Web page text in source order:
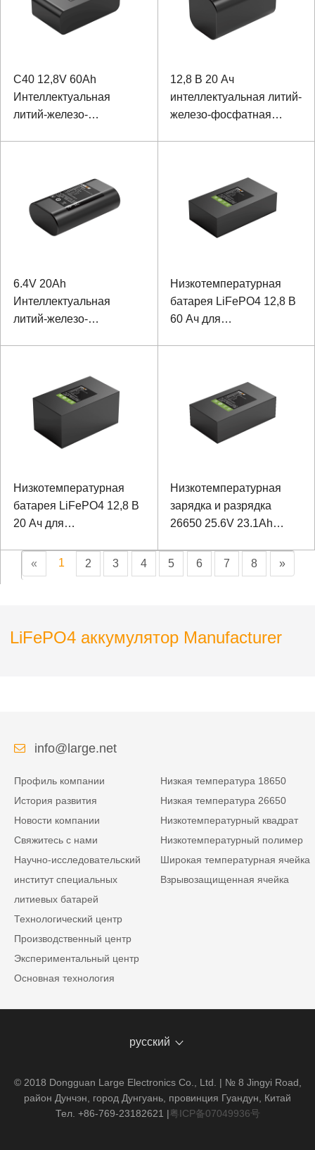
C40 12,8V 60Ah
Интеллектуальная
литий-железо-
12,8 В 20 Ач
интеллектуальная литий-
железо-фосфатная
6.4V 20Ah
Интеллектуальная
литий-железо-
Низкотемпературная
батарея LiFePO4 12,8 В
60 Ач для
Низкотемпературная
батарея LiFePO4 12,8 В
20 Ач для
видеонаблюдения
Низкотемпературная
зарядка и разрядка
26650 25.6V 23.1Ah
LiFePO4 Батарея
« 1 2 3 4 5 6 7 8 »
LiFePO4 аккумулятор Manufacturer
info@large.net
Профиль компании
История развития
Новости компании
Свяжитесь с нами
Научно-исследовательский
институт специальных
литиевых батарей
Технологический центр
Производственный центр
Экспериментальный центр
Основная технология
Низкая температура 18650
Низкая температура 26650
Низкотемпературный квадрат
Низкотемпературный полимер
Широкая температурная ячейка
Взрывозащищенная ячейка
русский
© 2018 Dongguan Large Electronics Co., Ltd. | № 8 Jingyi Road,
район Дунчэн, город Дунгуань, провинция Гуандун, Китай
Тел. +86-769-23182621 |粤ICP备07049936号